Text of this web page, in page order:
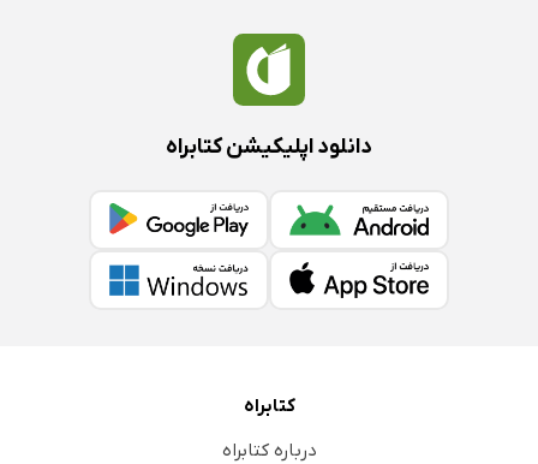
دانلود اپلیکیشن کتابراه
کتابراه
درباره کتابراه